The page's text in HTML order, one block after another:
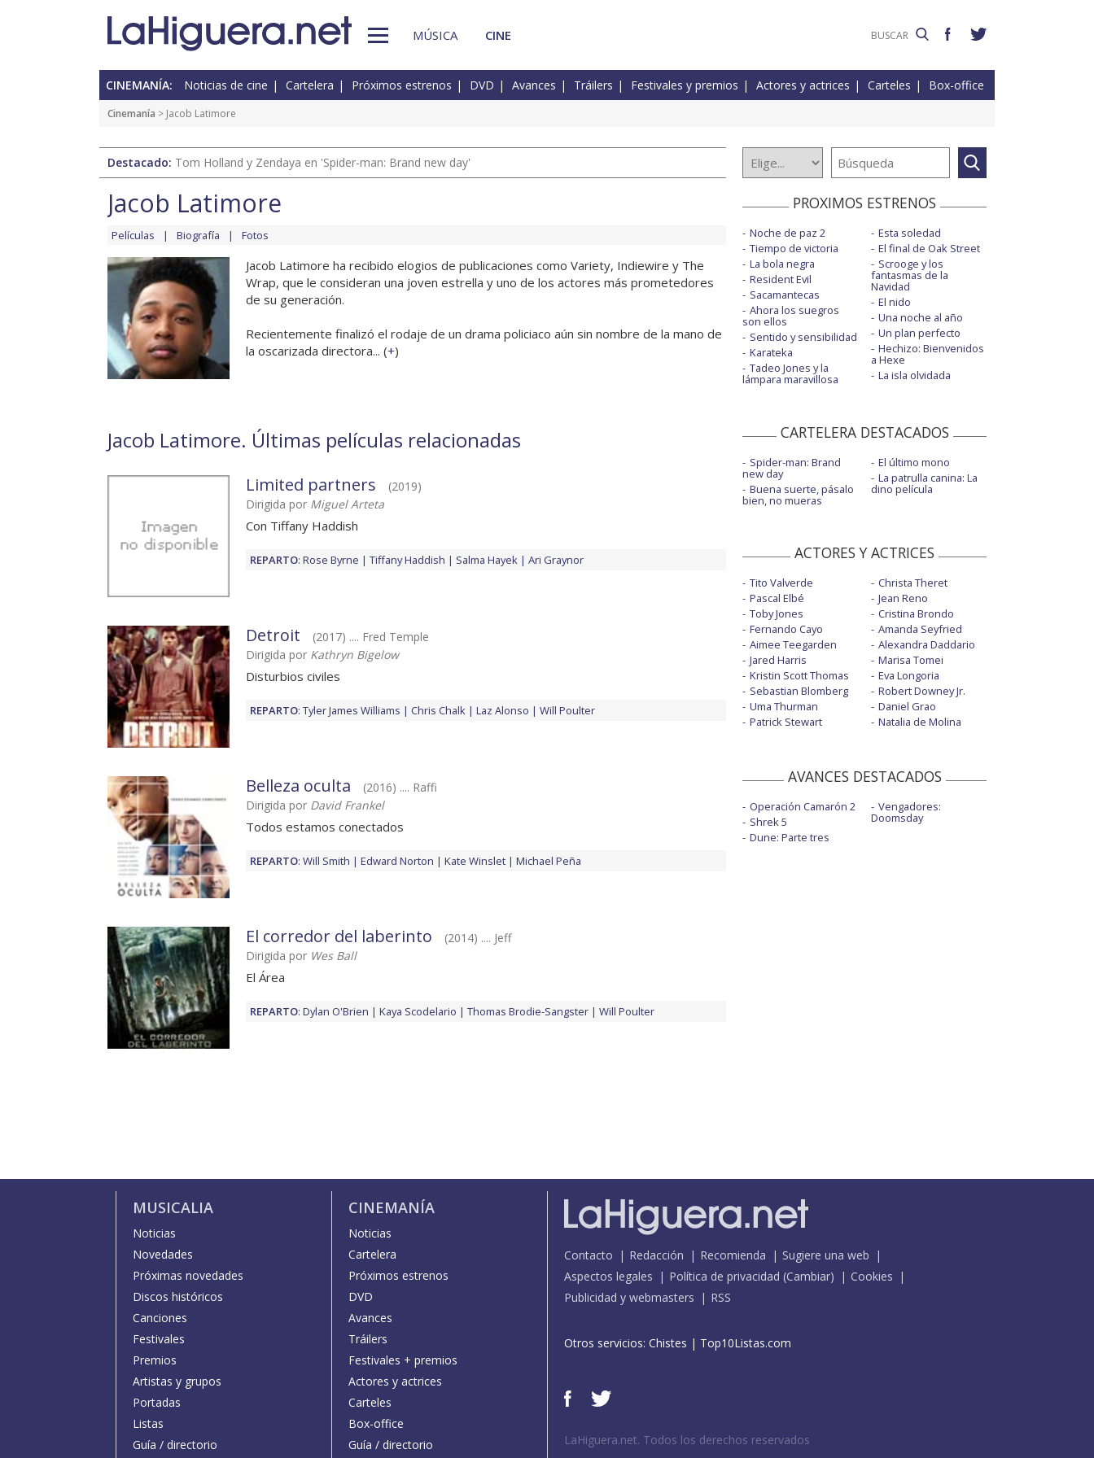
MÚSICA CINE
CINEMANÍA: Noticias de cine Cartelera Próximos estrenos DVD Avances Tráilers Festivales y premios Actores y actrices Carteles Box-office
Cinemanía > Jacob Latimore
Destacado: Tom Holland y Zendaya en 'Spider-man: Brand new day'
Jacob Latimore
Películas Biografía Fotos
Jacob Latimore ha recibido elogios de publicaciones como Variety, Indiewire y The
Wrap, que le consideran una joven estrella y uno de los actores más prometedores
de su generación.
Recientemente finalizó el rodaje de un drama policiaco aún sin nombre de la mano de
la oscarizada directora... (+)
Jacob Latimore. Últimas películas relacionadas
Limited partners
(2019)
Dirigida por Miguel Arteta
Con Tiffany Haddish
REPARTO: Rose Byrne Tiffany Haddish Salma Hayek Ari Graynor
Detroit
(2017) .... Fred Temple
Dirigida por Kathryn Bigelow
Disturbios civiles
REPARTO: Tyler James Williams Chris Chalk Laz Alonso Will Poulter
Belleza oculta
(2016) .... Raffi
Dirigida por David Frankel
Todos estamos conectados
REPARTO: Will Smith Edward Norton Kate Winslet Michael Peña
El corredor del laberinto
(2014) .... Jeff
Dirigida por Wes Ball
El Área
REPARTO: Dylan O'Brien Kaya Scodelario Thomas Brodie-Sangster Will Poulter
PROXIMOS ESTRENOS
Noche de paz 2
Tiempo de victoria
La bola negra
Resident Evil
Sacamantecas
Ahora los suegros
son ellos
Sentido y sensibilidad
Karateka
Tadeo Jones y la
lámpara maravillosa
Esta soledad
El final de Oak Street
Scrooge y los
fantasmas de la
Navidad
El nido
Una noche al año
Un plan perfecto
Hechizo: Bienvenidos
a Hexe
La isla olvidada
CARTELERA DESTACADOS
Spider-man: Brand
new day
Buena suerte, pásalo
bien, no mueras
El último mono
La patrulla canina: La
dino película
ACTORES Y ACTRICES
Tito Valverde
Pascal Elbé
Toby Jones
Fernando Cayo
Aimee Teegarden
Jared Harris
Kristin Scott Thomas
Sebastian Blomberg
Uma Thurman
Patrick Stewart
Christa Theret
Jean Reno
Cristina Brondo
Amanda Seyfried
Alexandra Daddario
Marisa Tomei
Eva Longoria
Robert Downey Jr.
Daniel Grao
Natalia de Molina
AVANCES DESTACADOS
Operación Camarón 2
Shrek 5
Dune: Parte tres
Vengadores:
Doomsday
MUSICALIA
Noticias
Novedades
Próximas novedades
Discos históricos
Canciones
Festivales
Premios
Artistas y grupos
Portadas
Listas
Guía / directorio
CINEMANÍA
Noticias
Cartelera
Próximos estrenos
DVD
Avances
Tráilers
Festivales + premios
Actores y actrices
Carteles
Box-office
Guía / directorio
Contacto Redacción Recomienda
Sugiere una web
Aspectos legales
Política de privacidad (Cambiar)
Cookies
Publicidad y webmasters
RSS
Otros servicios: Chistes | Top10Listas.com
LaHiguera.net. Todos los derechos reservados